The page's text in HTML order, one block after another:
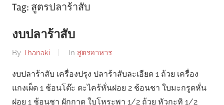
Tag: สูตรปลาร้าสับ
งบปลาร้าสับ
By Thanaki In สูตรอาหาร
งบปลาร้าสับ เครื่องปรุง ปลาร้าสับละเอียด 1 ถ้วย เครื่อง
แกงเผ็ด 1 ช้อนโต๊ะ ตะไคร้หั่นฝอย 2 ช้อนชา ใบมะกรูดหั่น
ฝอย 1 ช้อนชา ผักกาด ใบโหระพา 1/2 ถ้วย หัวกะทิ 1/2